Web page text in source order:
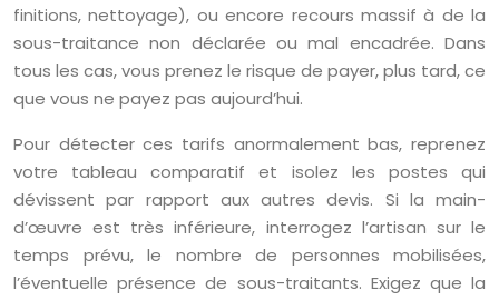
finitions, nettoyage), ou encore recours massif à de la
sous-traitance non déclarée ou mal encadrée. Dans
tous les cas, vous prenez le risque de payer, plus tard, ce
que vous ne payez pas aujourd’hui.
Pour détecter ces tarifs anormalement bas, reprenez
votre tableau comparatif et isolez les postes qui
dévissent par rapport aux autres devis. Si la main-
d’œuvre est très inférieure, interrogez l’artisan sur le
temps prévu, le nombre de personnes mobilisées,
l’éventuelle présence de sous-traitants. Exigez que la